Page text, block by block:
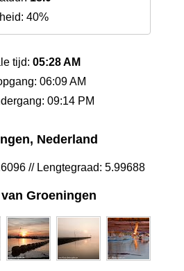
40%
tijd: 05:28 AM
06:09 AM
09:14 PM
Nederland
// Lengtegraad: 5.99688
Groeningen